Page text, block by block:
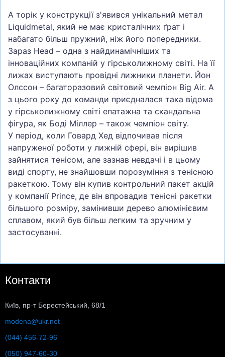
А торік у конструкції з'явився унікальний метал
Liquidmetal, який не має кристалічних ґрат і
набагато більш пружний, ніж його попередники.
Зараз Head – одна з найдинамічніших та
інноваційних компаній у гірськолижному світі. На її
лижах виступають провідні лижники планети. Йон
Олссон – багаторазовий світовий чемпіон Big Air. А
з цього року до команди приєдналася така відома
у гірськолижному світі епатажна та скандальна
фігура, як Боді Міллер – також чемпіон світу.
У період, коли Говард Хед відпочивав після
напруженої роботи у лижній сфері, він вирішив
зайнятися тенісом, але зазнав невдачі і в цьому
виді спорту, не знайшовши порозуміння з тенісною
ракеткою. Тому він купив контрольний пакет акцій
у компанії Prince, де він впровадив тенісні ракетки
більшого розміру, замінивши дерево алюмінієвим
сплавом, який був більш легким та зручним у
застосуванні.
Контакти
Київ, пр-т Берестейський, 68/1
modena@ukr.net
(044) 456-72-96
(050) 947-60-30